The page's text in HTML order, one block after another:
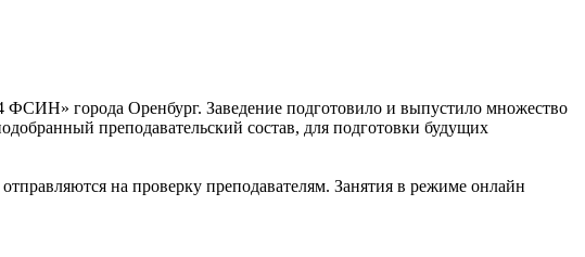
ФСИН» города Оренбург. Заведение подготовило и выпустило множество
преподавательский состав, для подготовки будущих
на проверку преподавателям. Занятия в режиме онлайн